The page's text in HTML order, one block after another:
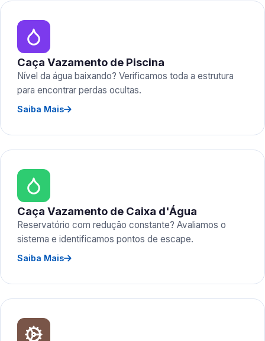
Caça Vazamento de Piscina
Nível da água baixando? Verificamos toda a estrutura
para encontrar perdas ocultas.
Saiba Mais
Caça Vazamento de Caixa d'Água
Reservatório com redução constante? Avaliamos o
sistema e identificamos pontos de escape.
Saiba Mais